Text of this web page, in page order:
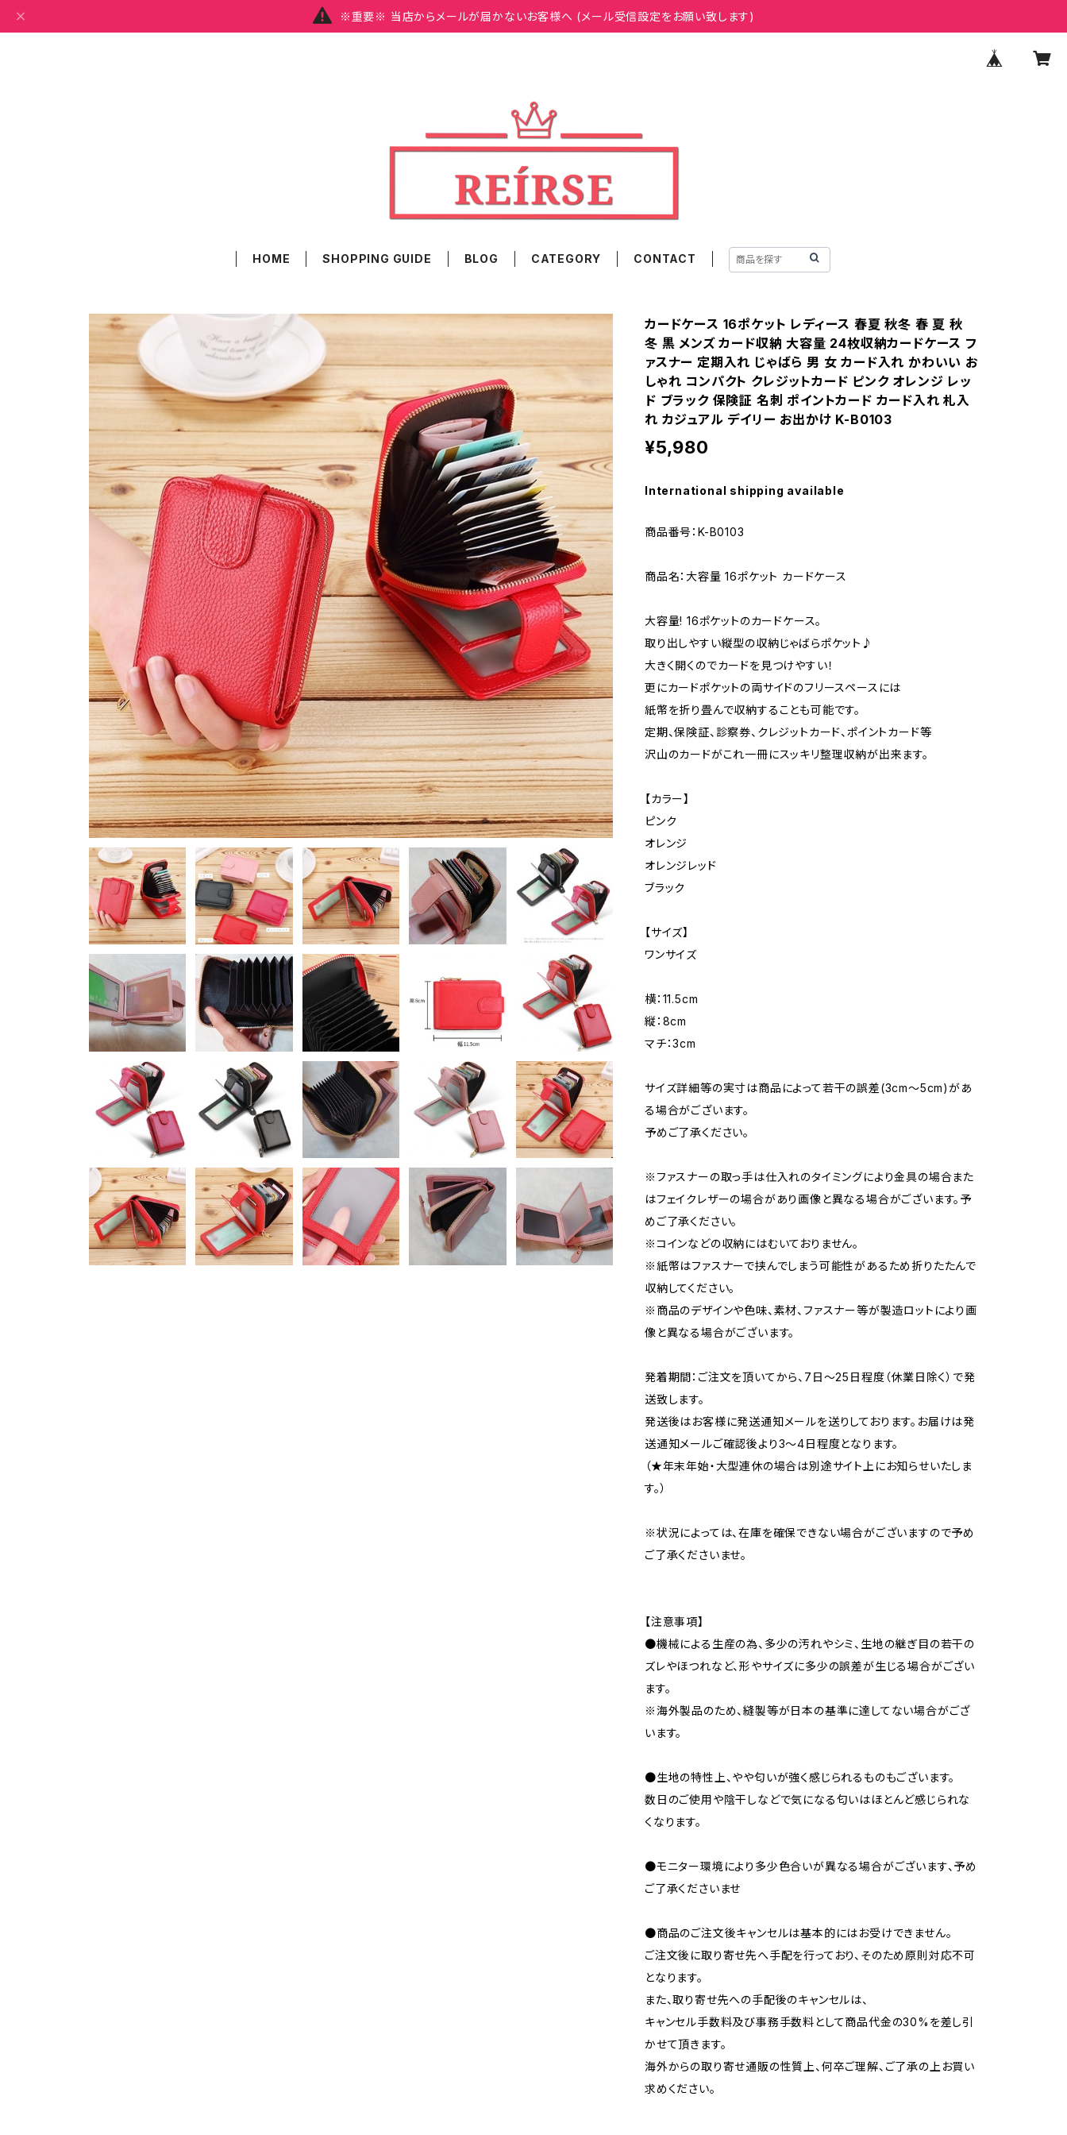
※重要※ 当店からメールが届かないお客様へ (メール受信設定をお願い致します)
HOME SHOPPING GUIDE BLOG CATEGORY CONTACT
カードケース 16ポケット レディース 春夏 秋冬 春 夏 秋
冬 黒 メンズ カード収納 大容量 24枚収納カードケース フ
ァスナー 定期入れ じゃばら 男 女 カード入れ かわいい お
しゃれ コンパクト クレジットカード ピンク オレンジ レッ
ド ブラック 保険証 名刺 ポイントカード カード入れ 札入
れ カジュアル デイリー お出かけ K-B0103
¥5,980
International shipping available
商品番号：K-B0103
商品名：大容量 16ポケット カードケース
大容量! 16ポケットのカードケース。
取り出しやすい縦型の収納じゃばらポケット♪
大きく開くのでカードを見つけやすい！
更にカードポケットの両サイドのフリースペースには
紙幣を折り畳んで収納することも可能です。
定期、保険証、診察券、クレジットカード、ポイントカード等
沢山のカードがこれ一冊にスッキリ整理収納が出来ます。
【カラー】
ピンク
オレンジ
オレンジレッド
ブラック
【サイズ】
ワンサイズ
横：11.5cm
縦：8cm
マチ：3cm
サイズ詳細等の実寸は商品によって若干の誤差(3cm〜5cm)があ
る場合がございます。
予めご了承ください。
※ファスナーの取っ手は仕入れのタイミングにより金具の場合また
はフェイクレザーの場合があり画像と異なる場合がございます。予
めご了承ください。
※コインなどの収納にはむいておりません。
※紙幣はファスナーで挟んでしまう可能性があるため折りたたんで
収納してください。
※商品のデザインや色味、素材、ファスナー等が製造ロットにより画
像と異なる場合がございます。
発着期間：ご注文を頂いてから、7日〜25日程度（休業日除く）で発
送致します。
発送後はお客様に発送通知メールを送りしております。お届けは発
送通知メールご確認後より3〜4日程度となります。
（★年末年始・大型連休の場合は別途サイト上にお知らせいたしま
す。）
※状況によっては、在庫を確保できない場合がございますので予め
ご了承くださいませ。
【注意事項】
●機械による生産の為、多少の汚れやシミ、生地の継ぎ目の若干の
ズレやほつれなど、形やサイズに多少の誤差が生じる場合がござい
ます。
※海外製品のため、縫製等が日本の基準に達してない場合がござ
います。
●生地の特性上、やや匂いが強く感じられるものもございます。
数日のご使用や陰干しなどで気になる匂いはほとんど感じられな
くなります。
●モニター環境により多少色合いが異なる場合がございます、予め
ご了承くださいませ
●商品のご注文後キャンセルは基本的にはお受けできません。
ご注文後に取り寄せ先へ手配を行っており、そのため原則対応不可
となります。
また、取り寄せ先への手配後のキャンセルは、
キャンセル手数料及び事務手数料として商品代金の30%を差し引
かせて頂きます。
海外からの取り寄せ通販の性質上、何卒ご理解、ご了承の上お買い
求めください。